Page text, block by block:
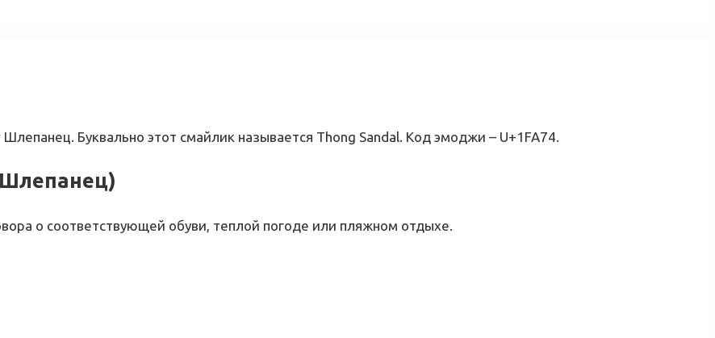
Буквально этот смайлик называется Thong Sandal. Код эмоджи – U+1FA74.
о соответствующей обуви, теплой погоде или пляжном отдыхе.